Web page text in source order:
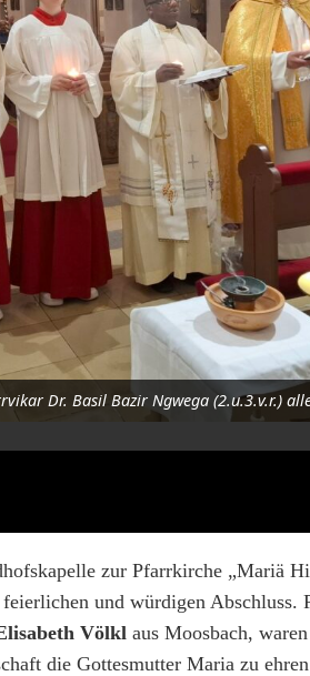
zur Pfarrkirche „Mariä
und würdigen Abschluss.
Völkl aus Moosbach,
die Gottesmutter Maria zu